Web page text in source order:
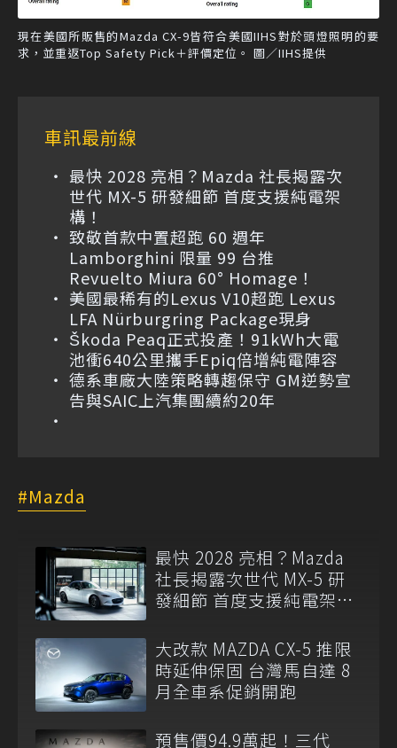
現在美國所販售的Mazda CX-9皆符合美國IIHS對於頭燈照明的要
求，並重返Top Safety Pick＋評價定位。 圖／IIHS提供
車訊最前線
最快 2028 亮相？Mazda 社長揭露次
世代 MX-5 研發細節 首度支援純電架
構！
致敬首款中置超跑 60 週年
Lamborghini 限量 99 台推
Revuelto Miura 60° Homage！
美國最稀有的Lexus V10超跑 Lexus
LFA Nürburgring Package現身
Škoda Peaq正式投產！91kWh大電
池衝640公里攜手Epiq倍增純電陣容
德系車廠大陸策略轉趨保守 GM逆勢宣
告與SAIC上汽集團續約20年
Mazda
最快 2028 亮相？Mazda
社長揭露次世代 MX-5 研
發細節 首度支援純電架
大改款 MAZDA CX-5 推限
時延伸保固 台灣馬自達 8
月全車系促銷開跑
預售價94.9萬起！三代